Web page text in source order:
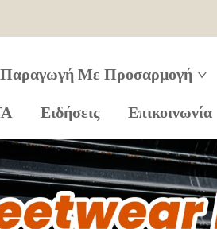
Παραγωγή Με Προσαρμογή
Ειδήσεις Επικοινωνία